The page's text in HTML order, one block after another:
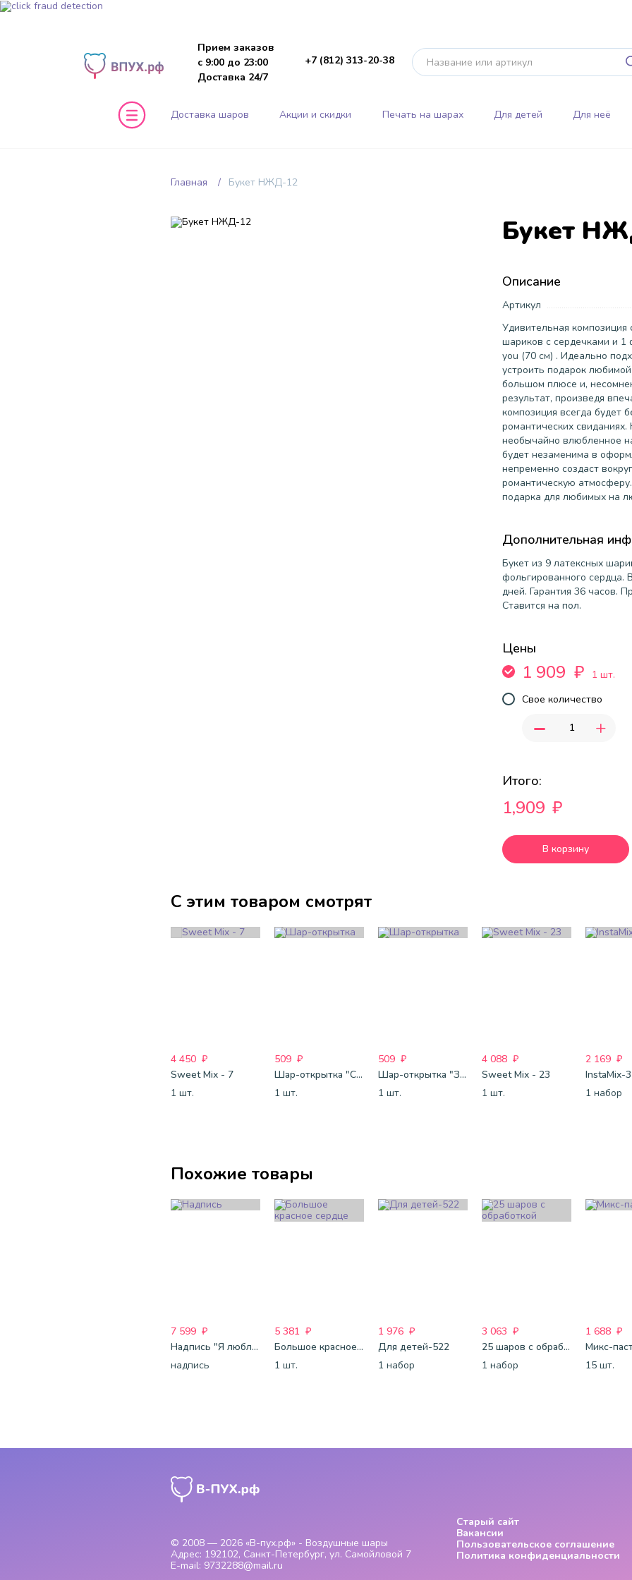
Прием заказов
с 9:00 до 23:00
Доставка 24/7
+7 (812) 313-20-38
Доставка шаров Акции и скидки Печать на шарах Для детей Для неё
Главная Букет НЖД-12
Букет
Описание
Артикул
Удивительная композиция
шариков с cердечками и 1
you (70 см) . Идеально
устроить подарок
большом плюсе и,
результат, произведя
композиция всегда будет
романтических
необычайно влюбленное
будет незаменима в
непременно создаст
романтическую
подарка для любимых на
Дополнительная
Букет из 9 латексных
фольгированного сердца.
дней. Гарантия 36 часов.
Ставится на пол.
Цены
1 909 ₽
1 шт.
Свое количество
- +
Итого:
1,909 ₽
В корзину
С этим товаром смотрят
4 450 ₽
Sweet Mix - 7
1 шт.
509 ₽
Шар-открытка "Сердце" (45 см) - 2
1 шт.
509 ₽
Шар-открытка "Звезда" (45 см) - 1
1 шт.
4 088 ₽
Sweet Mix - 23
1 шт.
2 169 ₽
InstaMix-
1 набор
Похожие товары
7 599 ₽
Надпись "Я люблю тебя"
надпись
5 381 ₽
Большое красное сердце
1 шт.
1 976 ₽
Для детей-522
1 набор
3 063 ₽
25 шаров с обработкой
1 набор
1 688 ₽
Микс-
15 шт.
© 2008 — 2026 «В-пух.рф» - Воздушные шары
Адрес: 192102, Санкт-Петербург, ул. Самойловой 7
E-mail: 9732288@mail.ru
Старый сайт
Вакансии
Пользовательское соглашение
Политика конфиденциальности